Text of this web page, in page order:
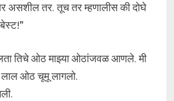
असशील तर. तूच तर म्हणालीस की दोघे
तिचे ओठ माझ्या ओठांजवळ आणले. मी
ओठ चूमू लागलो.